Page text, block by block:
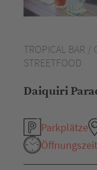
TROPICAL BAR /
STREETFOOD
Daiquiri
Parkplätze